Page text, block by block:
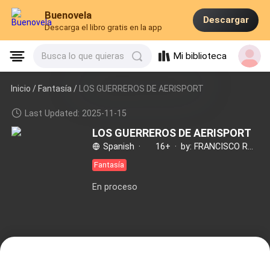
Buenovela
Descarga el libro gratis en la app
Descargar
Busca lo que quieras Mi biblioteca
Inicio /Fantasía / LOS GUERREROS DE AERISPORT
Last Updated: 2025-11-15
LOS GUERREROS DE AERISPORT
Spanish · 16+ ·
Fantasía
En proceso